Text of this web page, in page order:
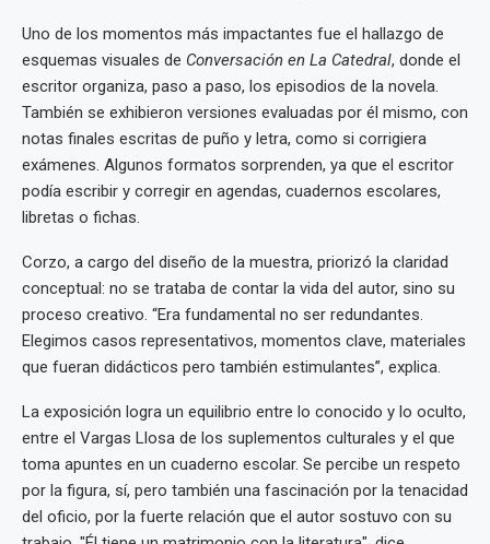
Uno de los momentos más impactantes fue el hallazgo de
esquemas visuales de Conversación en La Catedral, donde el
escritor organiza, paso a paso, los episodios de la novela.
También se exhibieron versiones evaluadas por él mismo, con
notas finales escritas de puño y letra, como si corrigiera
exámenes. Algunos formatos sorprenden, ya que el escritor
podía escribir y corregir en agendas, cuadernos escolares,
libretas o fichas.
Corzo, a cargo del diseño de la muestra, priorizó la claridad
conceptual: no se trataba de contar la vida del autor, sino su
proceso creativo. “Era fundamental no ser redundantes.
Elegimos casos representativos, momentos clave, materiales
que fueran didácticos pero también estimulantes”, explica.
La exposición logra un equilibrio entre lo conocido y lo oculto,
entre el Vargas Llosa de los suplementos culturales y el que
toma apuntes en un cuaderno escolar. Se percibe un respeto
por la figura, sí, pero también una fascinación por la tenacidad
del oficio, por la fuerte relación que el autor sostuvo con su